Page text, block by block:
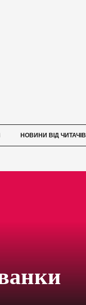
НОВИНИ ВІД ЧИТАЧІВ